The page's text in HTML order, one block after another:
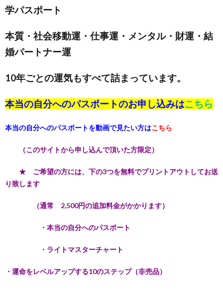
学パスポート
本質・社会移動運・仕事運・メンタル・財運・結
婚パートナー運
10年ごとの運気もすべて詰まっています。
本当の自分へのパスポートのお申し込みはこちら
本当の自分へのパスポートを動画で見たい方はこちら
（このサイトから申し込んで頂いた方限定）
★ ご希望の方には、下の3つを無料でプリントアウトしてお送
り致します
（通常 2,500円の追加料金がかかります）
・本当の自分へのパスポート
・ライトマスターチャート
・運命をレベルアップする10のステップ（非売品）